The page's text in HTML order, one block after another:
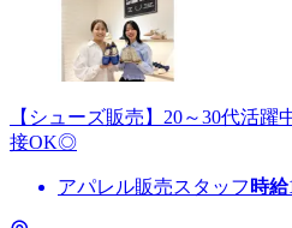
【シューズ販売】20～30代活
接OK◎
アパレル販売スタッフ 時給